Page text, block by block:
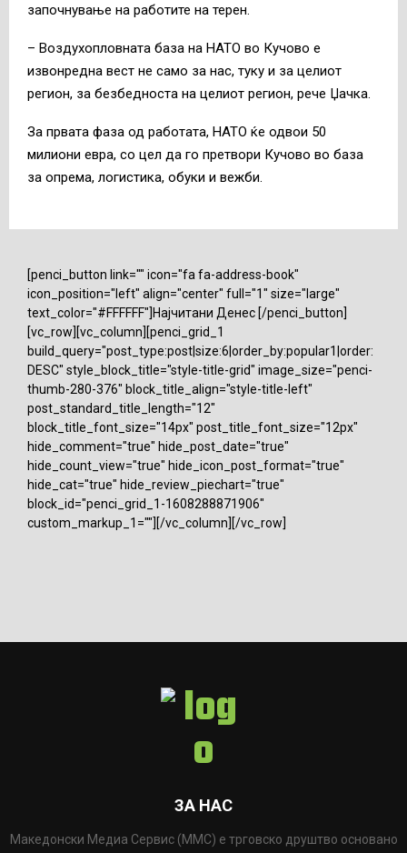
започнување на работите на терен.
– Воздухопловната база на НАТО во Кучово е
извонредна вест не само за нас, туку и за целиот
регион, за безбедноста на целиот регион, рече Џачка.
За првата фаза од работата, НАТО ќе одвои 50
милиони евра, со цел да го претвори Кучово во база
за опрема, логистика, обуки и вежби.
[penci_button link="" icon="fa fa-address-book"
icon_position="left" align="center" full="1" size="large"
text_color="#FFFFFF"]Најчитани Денес [/penci_button]
[vc_row][vc_column][penci_grid_1
build_query="post_type:post|size:6|order_by:popular1|order:
DESC" style_block_title="style-title-grid" image_size="penci-
thumb-280-376" block_title_align="style-title-left"
post_standard_title_length="12"
block_title_font_size="14px" post_title_font_size="12px"
hide_comment="true" hide_post_date="true"
hide_count_view="true" hide_icon_post_format="true"
hide_cat="true" hide_review_piechart="true"
block_id="penci_grid_1-1608288871906"
custom_markup_1=""][/vc_column][/vc_row]
ЗА НАС
Македонски Медиа Сервис (ММС) е трговско друштво основано